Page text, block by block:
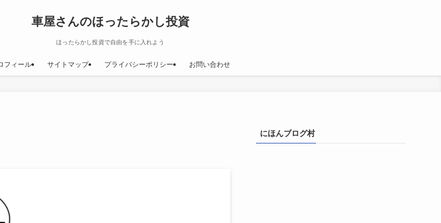
車屋さんのほったらかし投資
ほったらかし投資で自由を手に入れよう
フィール サイトマップ プライバシーポリシー お問い合わせ
にほんブログ村